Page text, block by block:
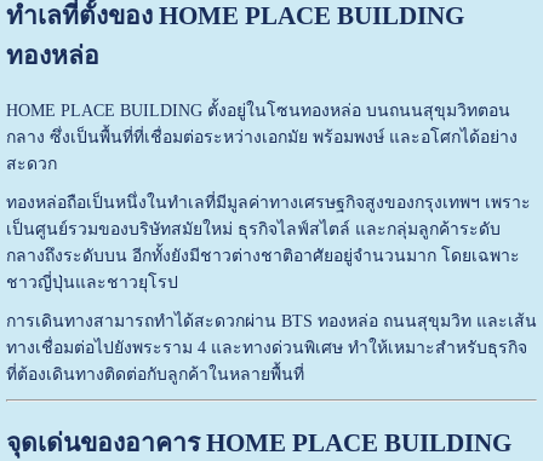
ทำเลที่ตั้งของ HOME PLACE BUILDING
ทองหล่อ
HOME PLACE BUILDING ตั้งอยู่ในโซนทองหล่อ บนถนนสุขุมวิทตอน
กลาง ซึ่งเป็นพื้นที่ที่เชื่อมต่อระหว่างเอกมัย พร้อมพงษ์ และอโศกได้อย่าง
สะดวก
ทองหล่อถือเป็นหนึ่งในทำเลที่มีมูลค่าทางเศรษฐกิจสูงของกรุงเทพฯ เพราะ
เป็นศูนย์รวมของบริษัทสมัยใหม่ ธุรกิจไลฟ์สไตล์ และกลุ่มลูกค้าระดับ
กลางถึงระดับบน อีกทั้งยังมีชาวต่างชาติอาศัยอยู่จำนวนมาก โดยเฉพาะ
ชาวญี่ปุ่นและชาวยุโรป
การเดินทางสามารถทำได้สะดวกผ่าน BTS ทองหล่อ ถนนสุขุมวิท และเส้น
ทางเชื่อมต่อไปยังพระราม 4 และทางด่วนพิเศษ ทำให้เหมาะสำหรับธุรกิจ
ที่ต้องเดินทางติดต่อกับลูกค้าในหลายพื้นที่
จุดเด่นของอาคาร HOME PLACE BUILDING